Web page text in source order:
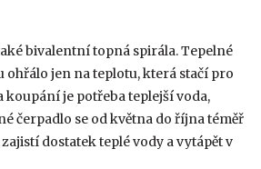
bivalentní topná spirála. Tepelné
ohřálo jen na teplotu, která stačí pro
koupání je potřeba teplejší voda,
čerpadlo se od května do října téměř
dostatek teplé vody a vytápět v